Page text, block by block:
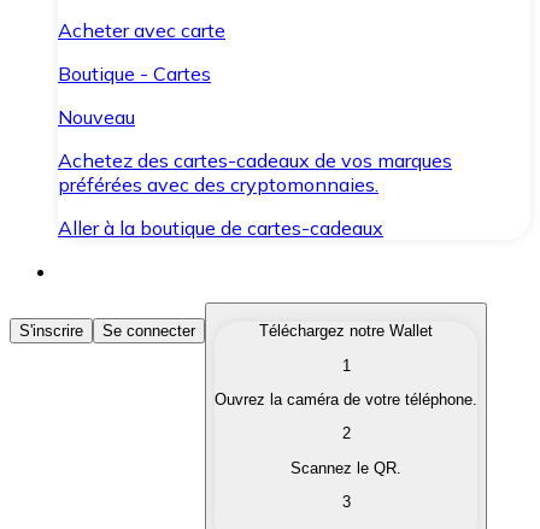
Acheter avec carte
Boutique - Cartes
Nouveau
Achetez des cartes-cadeaux de vos marques
préférées avec des cryptomonnaies.
Aller à la boutique de cartes-cadeaux
Acheter des Cryptomonnaies
Achetez les cryptomonnaies qui vous intéressent
Convertissez vos cryptomonnaies en monnaie
S'inscrire Se connecter
Téléchargez notre Wallet
1
Ouvrez la caméra de votre téléphone.
2
Scannez le QR.
3